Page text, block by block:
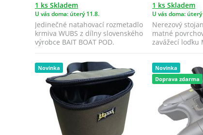
1 ks Skladem
U vás doma: úterý 11.8.
Jedinečné natahovací rozmetadlo
krmiva WUBS z dílny slovenského
výrobce BAIT BOAT POD.
1 ks Skladem
U vás doma: úterý
Nerezový
matné
zavážecí loďku
Novinka
Novinka
Doprava zdarma